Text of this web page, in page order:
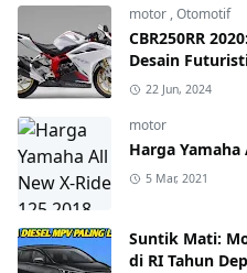
motor ,Otomotif
CBR250RR
Desain
22 Jun, 2024
motor
Harga Yamaha
5 Mar, 2021
Suntik Mati:
di RI Tahun